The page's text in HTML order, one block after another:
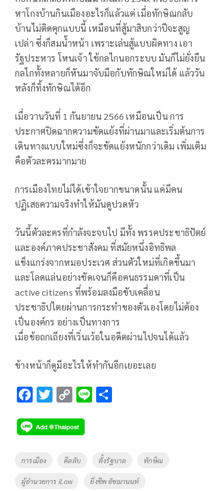
หาโกงบ้านกินเมืองอะไรก็แล้วแต่ เมื่อทักษิณกลับ
บ้านไม่ติดคุกแบบนี้ เหมือนที่สู้มาสิบกว่าปีจะสูญ
เปล่า ซึ่งก็สมน้ำหน้า เพราะเล่นสู้แบบผิดทาง เอา
รัฐประหาร โหนเจ้า ใช้กลไกนอกระบบ มันก็ไม่ยั่งยืน
กลไกทั้งหลายก็หันมาจับมือกับทักษิณใหม่ได้ แล้ววัน
หลังก็ทิ้งทักษิณได้อีก
เมื่อวานวันที่ 1 กันยายน 2566 เหมือนเป็น การ
ประกาศปิดฉากความขัดแย้งที่ผ่านมาและเริ่มต้นการ
เดินทางแบบใหม่ซึ่งก็จะขัดแย้งหนักกว่าเดิม เพิ่มเติม
คือตัวละครมากมาย
การเมืองไทยไม่ได้เข้าใจยากขนาดนั้น แค่มีคน
ปฏิเสธความจริงทำให้มันดูปวดหัว
วันนี้ตัวละครที่กำลังจะจบไป มีทั้ง พรรคประชาธิปัตย์
และองค์ภาคประชาสังคม ที่สมัยหนึ่งอิทธิพล
แข็งแกร่งจากหมอประเวศ ส่วนตัวใหม่ที่เกิดขึ้นมา
และโลดแล่นอย่างชัดเจนก็คือคนธรรมดาที่เป็น
active citizens ที่พร้อมลงมือขับเคลื่อน
ประชาธิปไตยผ่านการกระทำของตัวเองโดยไม่ต้อง
เป็นองค์กร อย่างเป็นทางการ
เมื่อข้อถกเถียงที่เวิ่นเว้อในอดีตผ่านไปจนได้แล้ว
ข้างหน้าก็ดูมีอะไรให้ทำกันอีกเยอะเลย
F
e
b
o
T
tt
er
C
p
y
Li
Li
Tags
การเมือง ดีลลับ ตั้งรัฐบาล ทักษิณ
ผู้อำนวยการ iLaw ยิ่งชีพ อัชฌานนท์